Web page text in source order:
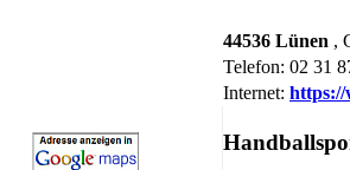
44536 Lünen ,
Telefon: 02 31
Internet: https://